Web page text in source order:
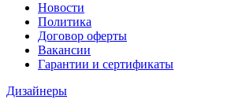
Новости
Политика
Договор оферты
Вакансии
Гарантии и сертификаты
Дизайнеры